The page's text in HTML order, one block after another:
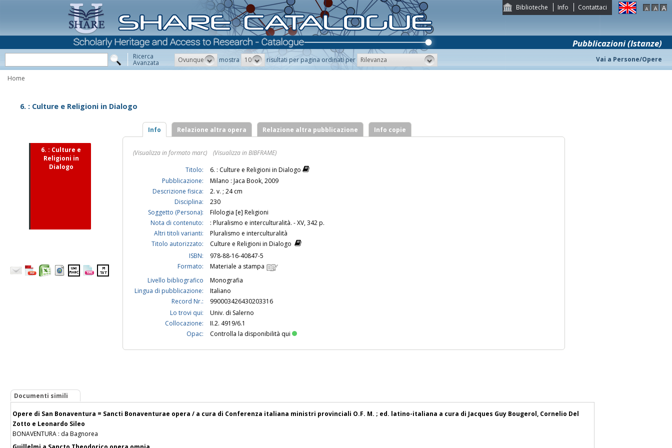
Biblioteche Info Contattaci
Pubblicazioni (Istanze)
Ricerca
Avanzata Ovunque mostra 10 risultati per pagina ordinati per Rilevanza Vai a Persone/Opere
Home
6. : Culture e Religioni in Dialogo
6. : Culture e
Religioni in
Dialogo
Info Relazione altra opera Relazione altra pubblicazione Info copie
(Visualizza in formato marc)
(Visualizza in BIBFRAME)
Titolo:
6. : Culture e Religioni in Dialogo
Pubblicazione:
Milano : Jaca Book, 2009
Descrizione fisica:
2. v. ; 24 cm
Disciplina:
230
Soggetto (Persona):
Filologia [e] Religioni
Nota di contenuto:
: Pluralismo e interculturalità. - XV, 342 p.
Altri titoli varianti:
Pluralismo e interculturalità
Titolo autorizzato:
Culture e Religioni in Dialogo
ISBN:
978-88-16-40847-5
Formato:
Materiale a stampa
Livello bibliografico
Monografia
Lingua di pubblicazione:
Italiano
Record Nr.:
990003426430203316
Lo trovi qui:
Univ. di Salerno
Collocazione:
II.2. 4919/6.1
Opac:
Controlla la disponibilità qui
Documenti simili
Opere di San Bonaventura = Sancti Bonaventurae opera / a cura di Conferenza italiana ministri provinciali O.F. M. ; ed. latino-italiana a cura di Jacques Guy Bougerol, Cornelio Del
Zotto e Leonardo Sileo
BONAVENTURA : da Bagnorea